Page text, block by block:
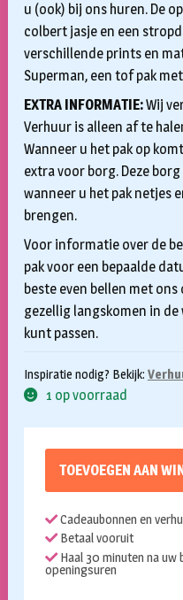
u (ook) bij ons huren. De
colbert jasje en een
verschillende prints en
Superman, een tof pak
EXTRA INFORMATIE:Wij
Verhuur is alleen af te
Wanneer u het pak op
extra voor borg. Deze
wanneer u het pak netjes
brengen.
Voor informatie over de
pak voor een bepaalde
beste even bellen met
gezellig langskomen in
kunt passen.
Inspiratie nodig? Bekijk:
1 op voorraad
TOEVOEGEN AAN
Cadeaubonnen en
Betaal vooruit
Haal 30 minuten na uw
openingsuren